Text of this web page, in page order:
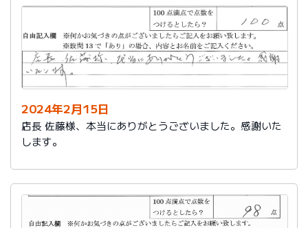
2024年2月15日
店長 佐藤様、本当にありがとうございました。感謝いた
します。